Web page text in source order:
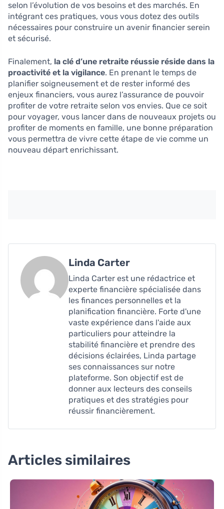
selon l’évolution de vos besoins et des marchés. En
intégrant ces pratiques, vous vous dotez des outils
nécessaires pour construire un avenir financier serein
et sécurisé.
Finalement, la clé d’une retraite réussie réside dans la
proactivité et la vigilance. En prenant le temps de
planifier soigneusement et de rester informé des
enjeux financiers, vous aurez l’assurance de pouvoir
profiter de votre retraite selon vos envies. Que ce soit
pour voyager, vous lancer dans de nouveaux projets ou
profiter de moments en famille, une bonne préparation
vous permettra de vivre cette étape de vie comme un
nouveau départ enrichissant.
Linda Carter
Linda Carter est une rédactrice et
experte financière spécialisée dans
les finances personnelles et la
planification financière. Forte d'une
vaste expérience dans l'aide aux
particuliers pour atteindre la
stabilité financière et prendre des
décisions éclairées, Linda partage
ses connaissances sur notre
plateforme. Son objectif est de
donner aux lecteurs des conseils
pratiques et des stratégies pour
réussir financièrement.
Articles similaires